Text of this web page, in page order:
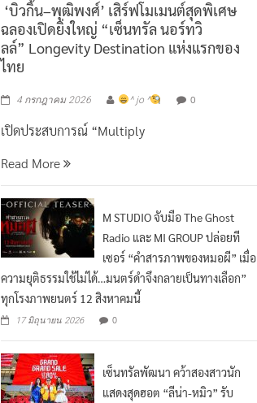
‘บิวกิ้น–พุฒิพงศ์’ เสิร์ฟโมเมนต์สุดพิเศษ
ฉลองเปิดยิ่งใหญ่ “เซ็นทรัล นอร์ทวิ
ลล์” Longevity Destination แห่งแรกของ
ไทย
4 กรกฎาคม 2026 ^ jo ^ 0
เปิดประสบการณ์ “Multiply
Read More
M STUDIO จับมือ The Ghost
Radio และ MI GROUP ปล่อยที
เซอร์ “คำสารภาพของหมอผี” เมื่อ
ความยุติธรรมใช้ไม่ได้…มนตร์ดำจึงกลายเป็นทางเลือก”
ทุกโรงภาพยนตร์ 12 สิงหาคมนี้
17 มิถุนายน 2026 0
เซ็นทรัลพัฒนา คว้าสองสาวนัก
แสดงสุดฮอต “ลีน่า-หมิว” รับ